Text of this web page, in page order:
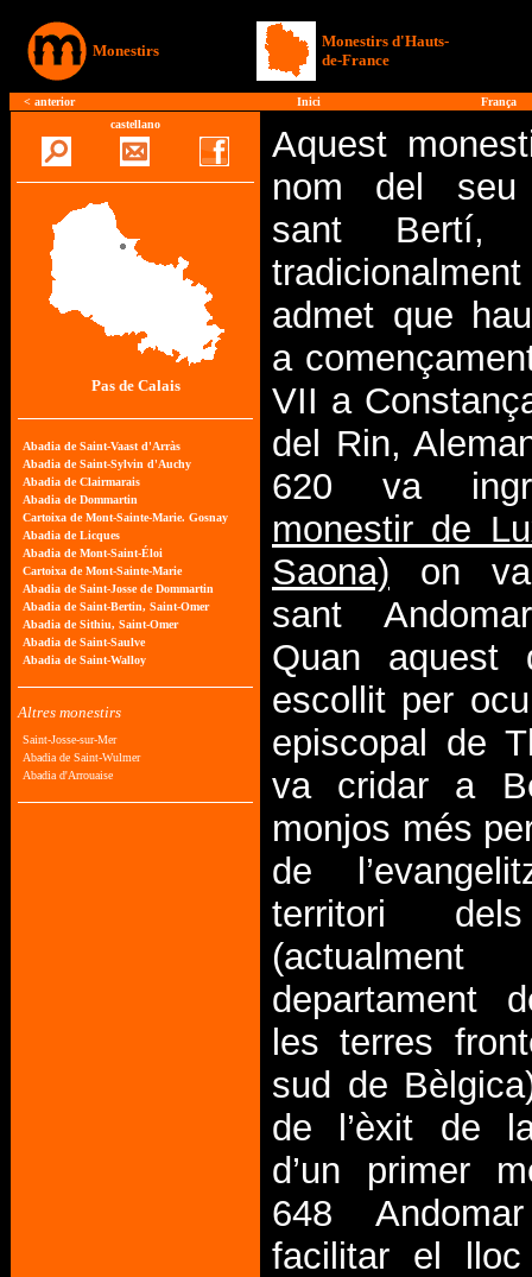
Monestirs
Monestirs d'Hauts-
de-France
< anterior Inici
França
castellano
Pas de Calais
Aquest
nom del seu
sant Bertí,
admet que
a
VII a
del Rin,
620 va
monestir de
Saona) on va
sant
Quan aquest
escollit per
episcopal de
va cridar a
monjos més
de
territori
departament
les terres
sud de
de l’èxit de
d’un primer
648
facilitar el